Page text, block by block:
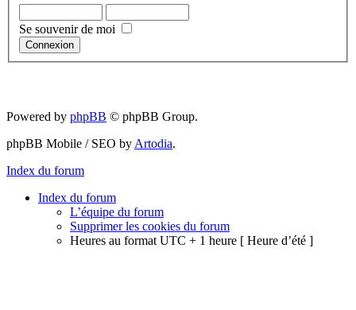
Se souvenir de moi
Powered by phpBB © phpBB Group.
phpBB Mobile / SEO by Artodia.
Index du forum
Index du forum
L’équipe du forum
Supprimer les cookies du forum
Heures au format UTC + 1 heure [ Heure d’été ]